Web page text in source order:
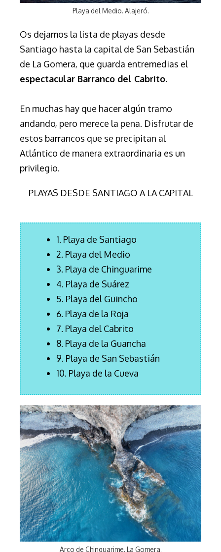
Playa del Medio. Alajeró.
Os dejamos la lista de playas desde
Santiago hasta la capital de San Sebastián
de La Gomera, que guarda entremedias el
espectacular Barranco del Cabrito.
En muchas hay que hacer algún tramo
andando, pero merece la pena. Disfrutar de
estos barrancos que se precipitan al
Atlántico de manera extraordinaria es un
privilegio.
PLAYAS DESDE SANTIAGO A LA CAPITAL
1. Playa de Santiago
2. Playa del Medio
3. Playa de Chinguarime
4. Playa de Suárez
5. Playa del Guincho
6. Playa de la Roja
7. Playa del Cabrito
8. Playa de la Guancha
9. Playa de San Sebastián
10. Playa de la Cueva
Arco de Chinguarime. La Gomera.